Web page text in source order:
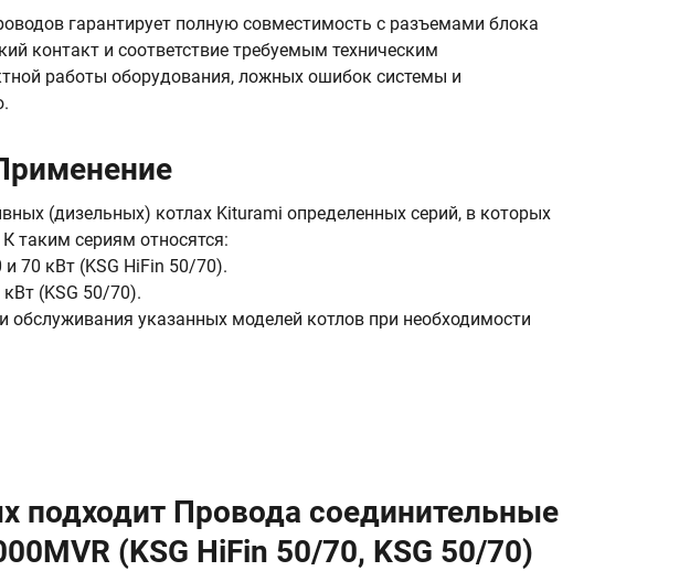
гарантирует полную совместимость с разъемами блока
контакт и соответствие требуемым техническим
работы оборудования, ложных ошибок системы и
(дизельных) котлах Kiturami определенных серий, в которых
таким сериям относятся:
70 кВт (KSG HiFin 50/70).
(KSG 50/70).
обслуживания указанных моделей котлов при необходимости
подходит Провода соединительные
(KSG HiFin 50/70, KSG 50/70)